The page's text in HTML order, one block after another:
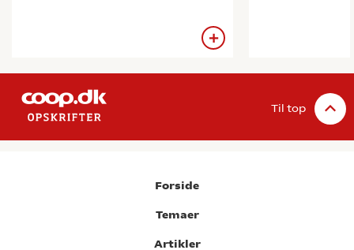
Til top
Forside
Temaer
Artikler